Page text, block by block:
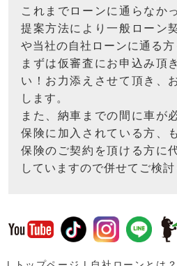
これまでローンに通らなか
提案方法により一般ローン
や当社の自社ローンに通る方
まずは仮審査にお申込み頂
い！お力添えさせて頂き、
します。
また、納車までの間に車が
保険に加入されている方、
保険のご契約を頂ける方に
していますので併せてご検討